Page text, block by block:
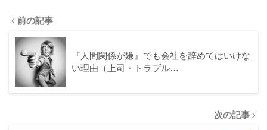
前の記事
『人間関係が嫌』でも会社を辞めてはいけな
い理由（上司・トラブル…
次の記事